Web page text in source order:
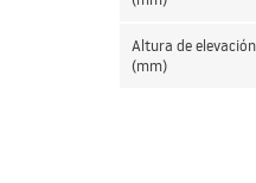
Altura de elevación
(mm)